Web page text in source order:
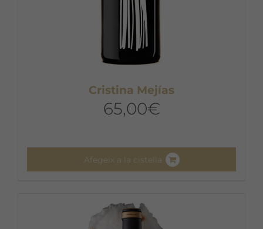
Cristina Mejías
65,00€
Afegeix a la cistella